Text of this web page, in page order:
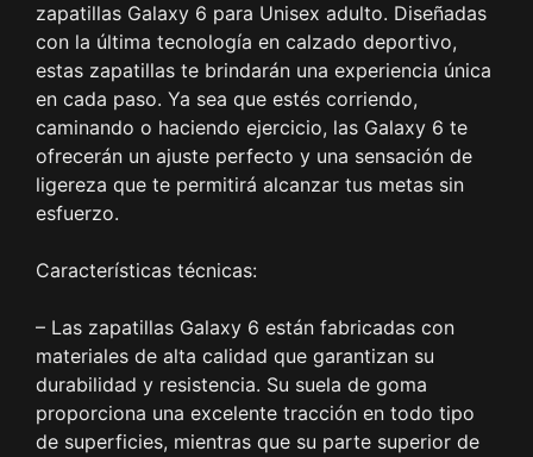
zapatillas Galaxy 6 para Unisex adulto. Diseñadas
con la última tecnología en calzado deportivo,
estas zapatillas te brindarán una experiencia única
en cada paso. Ya sea que estés corriendo,
caminando o haciendo ejercicio, las Galaxy 6 te
ofrecerán un ajuste perfecto y una sensación de
ligereza que te permitirá alcanzar tus metas sin
esfuerzo.
Características técnicas:
– Las zapatillas Galaxy 6 están fabricadas con
materiales de alta calidad que garantizan su
durabilidad y resistencia. Su suela de goma
proporciona una excelente tracción en todo tipo
de superficies, mientras que su parte superior de